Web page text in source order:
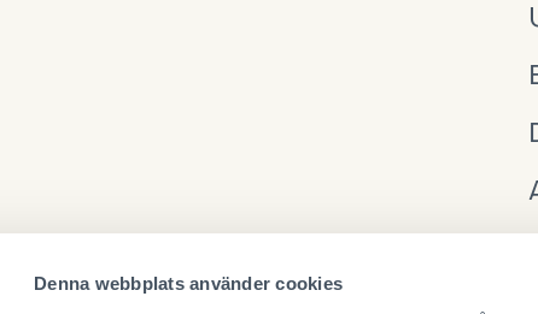
Denna webbplats använder cookies